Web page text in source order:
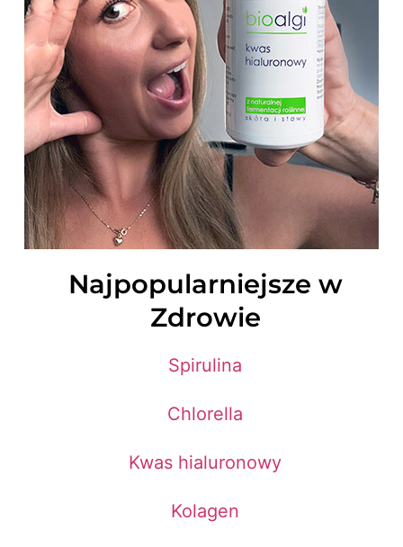
Najpopularniejsze w
Zdrowie
Spirulina
Chlorella
Kwas hialuronowy
Kolagen